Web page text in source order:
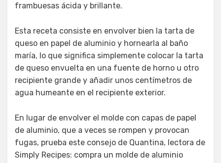
frambuesas ácida y brillante.
Esta receta consiste en envolver bien la tarta de
queso en papel de aluminio y hornearla al baño
maría, lo que significa simplemente colocar la tarta
de queso envuelta en una fuente de horno u otro
recipiente grande y añadir unos centímetros de
agua humeante en el recipiente exterior.
En lugar de envolver el molde con capas de papel
de aluminio, que a veces se rompen y provocan
fugas, prueba este consejo de Quantina, lectora de
Simply Recipes: compra un molde de aluminio